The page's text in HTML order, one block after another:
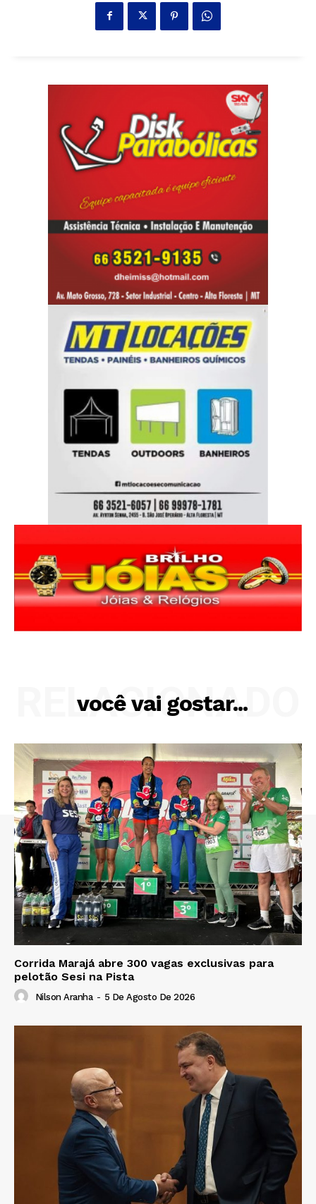
você vai gostar...
RELACIONADO
Corrida Marajá abre 300 vagas exclusivas para
pelotão Sesi na Pista
Nilson Aranha - 5 De Agosto De 2026